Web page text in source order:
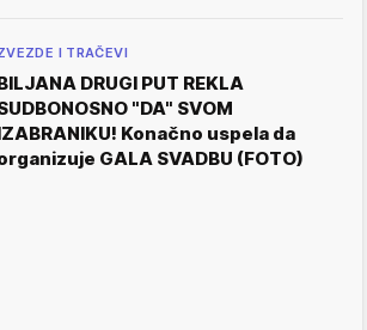
I TRAČEVI
DRUGI PUT REKLA
"DA" SVOM
Konačno uspela da
GALA SVADBU (FOTO)